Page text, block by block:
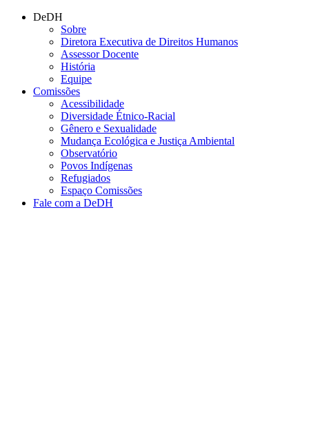
Conteúdo principal
DeDH
Sobre
Diretora Executiva de Direitos Humanos
Assessor Docente
História
Equipe
Comissões
Acessibilidade
Diversidade Étnico-Racial
Gênero e Sexualidade
Mudança Ecológica e Justiça Ambiental
Observatório
Povos Indígenas
Refugiados
Espaço Comissões
Fale com a DeDH